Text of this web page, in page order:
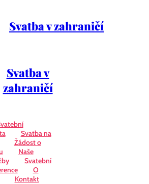
Svatba v zahraničí
Svatba v
zahraničí
Svatba na
Žádost o
Naše
Svatební
O
Kontakt